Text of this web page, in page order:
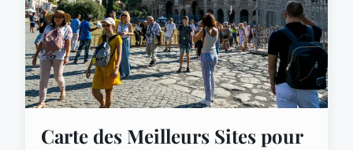
Carte des Meilleurs Sites pour